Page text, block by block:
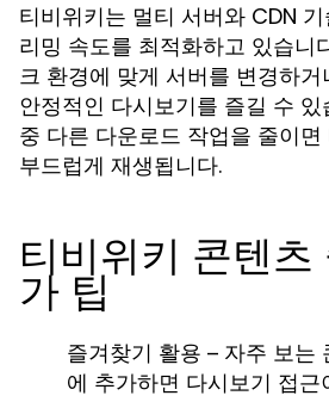
티비위키는 멀티 서버와 CDN
리밍 속도를 최적화하고 있습니
크 환경에 맞게 서버를 변경하
안정적인 다시보기를 즐길 수 있
중 다른 다운로드 작업을 줄이
부드럽게 재생됩니다.
티비위키 콘텐츠
가 팁
즐겨찾기 활용 – 자주 보는
에 추가하면 다시보기 접근